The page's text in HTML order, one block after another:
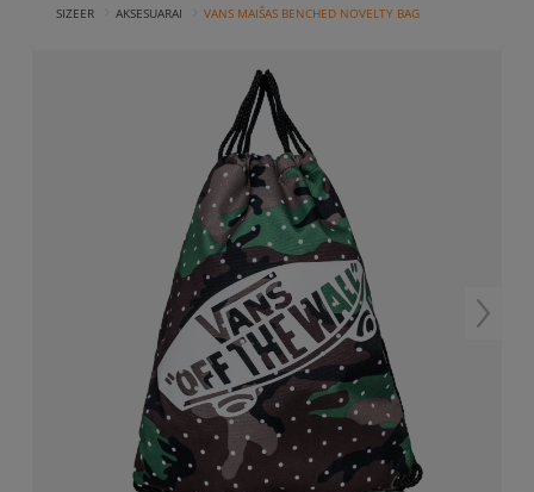
SIZEER AKSESUARAI VANS MAIŠAS BENCHED NOVELTY BAG